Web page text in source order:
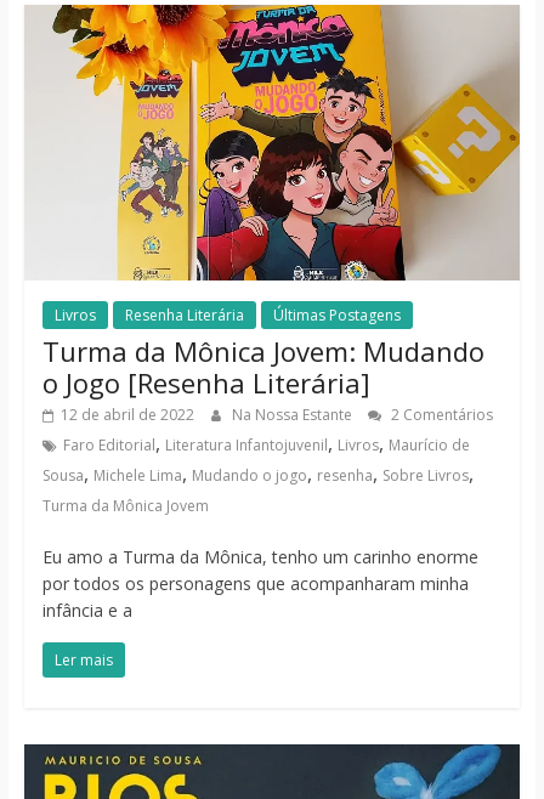
Livros Resenha Literária Últimas Postagens
Turma da Mônica Jovem: Mudando
o Jogo [Resenha Literária]
12 de abril de 2022 Na Nossa Estante
2 Comentários
Faro Editorial, Literatura Infantojuvenil, Livros, Maurício de
Sousa, Michele Lima, Mudando o jogo, resenha, Sobre Livros,
Turma da Mônica Jovem
Eu amo a Turma da Mônica, tenho um carinho enorme
por todos os personagens que acompanharam minha
infância e a
Ler mais